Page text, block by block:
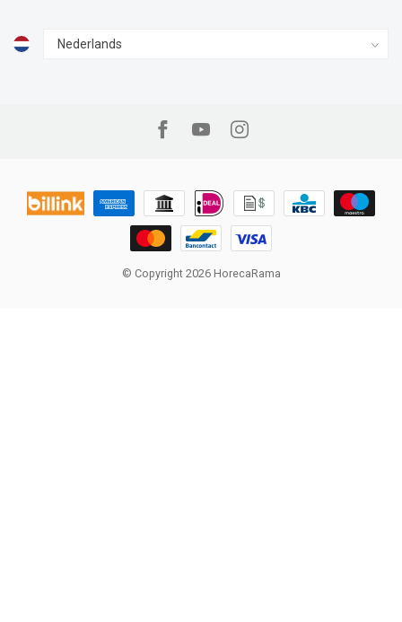
© Copyright 2026 HorecaRama